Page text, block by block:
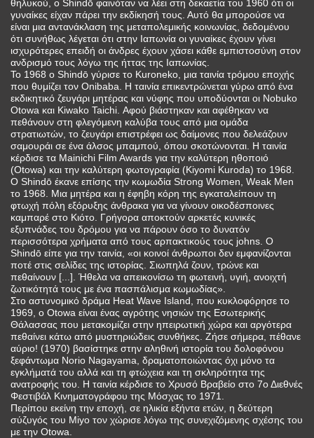
θηλυκού, ο Shindō φαινόταν να λέει στη δεκαετία του 1960 ότι οι
γυναίκες είχαν πάρει την εκδίκησή τους. Αυτό θα μπορούσε να
είναι μια αντανάκλαση της μεταπολεμικής κοινωνίας, δεδομένου
ότι συνήθως λέγεται ότι στην Ιαπωνία οι γυναίκες έχουν γίνει
ισχυρότερες επειδή οι άνδρες έχουν χάσει κάθε εμπιστοσύνη στον
ανδρισμό τους λόγω της ήττας της Ιαπωνίας.
Το 1968 ο Shindō γύρισε το Kuroneko, μια ταινία τρόμου εποχής
που θυμίζει τον Onibaba. Η ταινία επικεντρώνεται γύρω από ένα
εκδικητικό ζευγάρι μητέρας και νύφης που υποδύονται οι Nobuko
Otowa και Kiwako Taichi. Αφού βιάστηκαν και αφέθηκαν να
πεθάνουν στη φλεγόμενη καλύβα τους από μια ομάδα
στρατιωτών, το ζευγάρι επιστρέφει ως δαίμονες που δελεάζουν
σαμουράι σε ένα άλσος μπαμπού, όπου σκοτώνονται. Η ταινία
κέρδισε τα Mainichi Film Awards για την καλύτερη ηθοποιό
(Otowa) και την καλύτερη φωτογραφία (Kiyomi Kuroda) το 1968.
Ο Shindō έκανε επίσης την κωμωδία Strong Women, Weak Men
το 1968. Μια μητέρα και η έφηβη κόρη της εγκαταλείπουν τη
φτωχή πόλη εξόρυξης άνθρακα για να γίνουν οικοδέσποινες
καμπαρέ στο Κιότο. Γρήγορα αποκτούν αρκετές κυνικές
εξυπνάδες του δρόμου για να πάρουν όσο το δυνατόν
περισσότερα χρήματα από τους αρπακτικούς τους johns. Ο
Shindō είπε για την ταινία, «οι κοινοί άνθρωποι δεν εμφανίζονται
ποτέ στις σελίδες της ιστορίας. Σιωπηλά ζουν, τρώνε και
πεθαίνουν [...]. Ήθελα να απεικονίσω τη φωτεινή, υγιή, ανοιχτή
ζωτικότητά τους με ένα πασπάλισμα κωμωδίας».
Στο αστυνομικό δράμα Heat Wave Island, που κυκλοφόρησε το
1969, ο Otowa είναι ένας αγρότης νησιών της Εσωτερικής
Θάλασσας που μετακομίζει στην ηπειρωτική χώρα και αργότερα
πεθαίνει κάτω από μυστηριώδεις συνθήκες. Ζήσε σήμερα, πέθανε
αύριο! (1970) βασίστηκε στην αληθινή ιστορία του δολοφόνου
ξεφάντωμα Norio Nagayama, δραματοποιώντας όχι μόνο τα
εγκλήματά του αλλά και τη φτώχεια και τη σκληρότητα της
ανατροφής του. Η ταινία κέρδισε το Χρυσό Βραβείο στο 7ο Διεθνές
Φεστιβάλ Κινηματογράφου της Μόσχας το 1971.
Περίπου εκείνη την εποχή, σε ηλικία εξήντα ετών, η δεύτερη
σύζυγός του Miyo τον χώρισε λόγω της συνεχιζόμενης σχέσης του
με την Otowa.